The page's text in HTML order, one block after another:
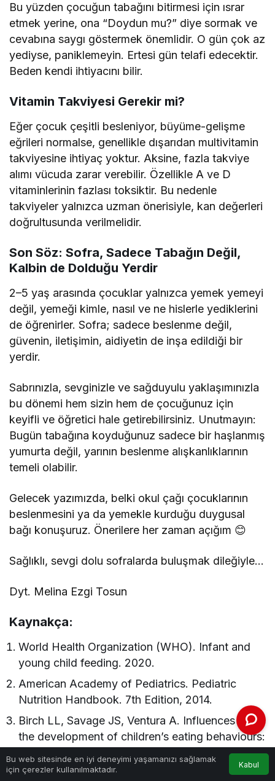
Bu yüzden çocuğun tabağını bitirmesi için ısrar
etmek yerine, ona “Doydun mu?” diye sormak ve
cevabına saygı göstermek önemlidir. O gün çok az
yediyse, paniklemeyin. Ertesi gün telafi edecektir.
Beden kendi ihtiyacını bilir.
Vitamin Takviyesi Gerekir mi?
Eğer çocuk çeşitli besleniyor, büyüme-gelişme
eğrileri normalse, genellikle dışarıdan multivitamin
takviyesine ihtiyaç yoktur. Aksine, fazla takviye
alımı vücuda zarar verebilir. Özellikle A ve D
vitaminlerinin fazlası toksiktir. Bu nedenle
takviyeler yalnızca uzman önerisiyle, kan değerleri
doğrultusunda verilmelidir.
Son Söz: Sofra, Sadece Tabağın Değil,
Kalbin de Dolduğu Yerdir
2–5 yaş arasında çocuklar yalnızca yemek yemeyi
değil, yemeği kimle, nasıl ve ne hislerle yediklerini
de öğrenirler. Sofra; sadece beslenme değil,
güvenin, iletişimin, aidiyetin de inşa edildiği bir
yerdir.
Sabrınızla, sevginizle ve sağduyulu yaklaşımınızla
bu dönemi hem sizin hem de çocuğunuz için
keyifli ve öğretici hale getirebilirsiniz. Unutmayın:
Bugün tabağına koyduğunuz sadece bir haşlanmış
yumurta değil, yarının beslenme alışkanlıklarının
temeli olabilir.
Gelecek yazımızda, belki okul çağı çocuklarının
beslenmesini ya da yemekle kurduğu duygusal
bağı konuşuruz. Önerilere her zaman açığım 😊
Sağlıklı, sevgi dolu sofralarda buluşmak dileğiyle…
Dyt. Melina Ezgi Tosun
Kaynakça:
World Health Organization (WHO). Infant and
young child feeding. 2020.
American Academy of Pediatrics. Pediatric
Nutrition Handbook. 7th Edition, 2014.
Birch LL, Savage JS, Ventura A. Influences on
the development of children’s eating behaviours:
from infancy to adolescence. Can J Diet Pract
Res. 2007.
Bu web sitesinde en iyi deneyimi yaşamanızı sağlamak
için çerezler kullanılmaktadır.
Kabul